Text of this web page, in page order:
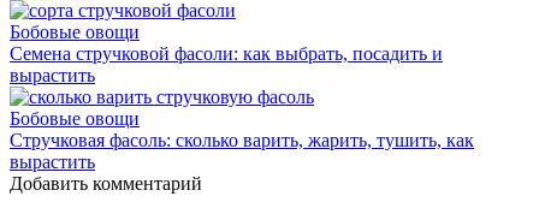
Бобовые овощи
Семена стручковой фасоли: как выбрать, посадить и
вырастить
Бобовые овощи
Стручковая фасоль: сколько варить, жарить, тушить, как
вырастить
Добавить комментарий